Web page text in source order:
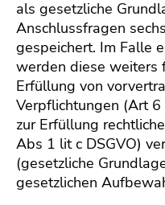
als gesetzliche
Anschlussfragen
gespeichert. Im Falle
werden diese weiters
Erfüllung von
Verpflichtungen (Art
zur Erfüllung
Abs 1 lit c DSGVO)
(gesetzliche
gesetzlichen